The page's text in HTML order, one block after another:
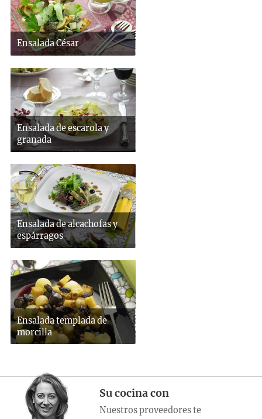
Ensalada César
Ensalada de escarola y
granada
Ensalada de alcachofas y
espárragos
Ensalada templada de
morcilla
Su cocina con
Nuestros proveedores te